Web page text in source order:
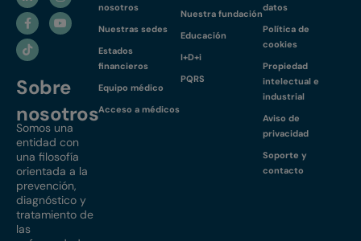
Sobre
nosotros
Somos una
entidad con
una filosofía
orientada a la
prevención,
diagnóstico y
tratamiento de
las
nosotros
Nuestras sedes
Estados
financieros
Equipo médico
Acceso a médicos
Nuestra fundación
Educación
I+D+i
PQRS
datos
Política de
cookies
Propiedad
intelectual e
industrial
Aviso de
privacidad
Soporte y
contacto